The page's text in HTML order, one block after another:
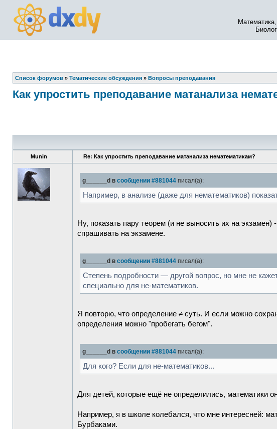
Список форумов » Тематические обсуждения » Вопросы преподавания
Как упростить преподавание матанализа
Munin Re: Как упростить преподавание матанализа нематематикам?
g______d в сообщении #881044 писал(а):
Например, в анализе (даже для нематематиков)
Ну, показать пару теорем (и не выносить их на
спрашивать на экзамене.
g______d в сообщении #881044 писал(а):
Степень подробности — другой вопрос, но мне не
специально для не-математиков.
Я повторю, что определение ≠ суть. И если можно
определения можно "пробегать бегом".
g______d в сообщении #881044 писал(а):
Для кого? Если для не-математиков...
Для детей, которые ещё не определились, математики
Например, я в школе колебался, что мне интересней:
Бурбаками.